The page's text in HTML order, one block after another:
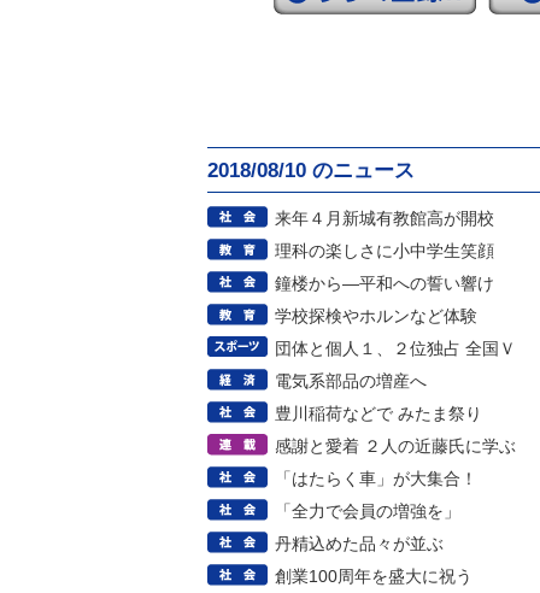
2018/08/10 のニュース
来年４月新城有教館高が開校
理科の楽しさに小中学生笑顔
鐘楼から―平和への誓い響け
学校探検やホルンなど体験
団体と個人１、２位独占 全国Ｖ
電気系部品の増産へ
豊川稲荷などで みたま祭り
感謝と愛着 ２人の近藤氏に学ぶ
「はたらく車」が大集合！
「全力で会員の増強を」
丹精込めた品々が並ぶ
創業100周年を盛大に祝う